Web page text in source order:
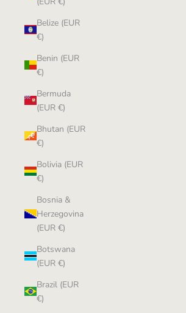
Belize (EUR
€)
Benin (EUR
€)
Bermuda
(EUR €)
Bhutan (EUR
€)
Bolivia (EUR
€)
Bosnia &
Herzegovina
(EUR €)
Botswana
(EUR €)
Brazil (EUR
€)